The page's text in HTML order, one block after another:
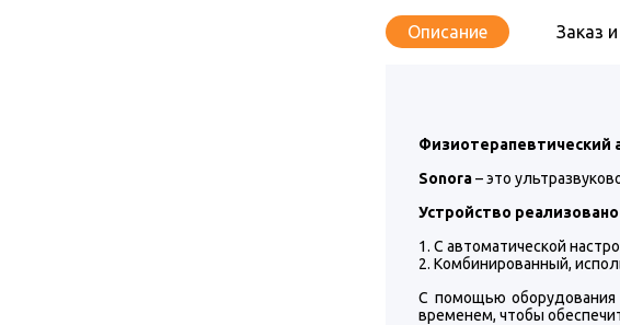
Описание Заказ
Физиотерапевтический
Sonora– это
Устройство
С автоматической
Комбинированный,
С помощью оборудования
временем, чтобы